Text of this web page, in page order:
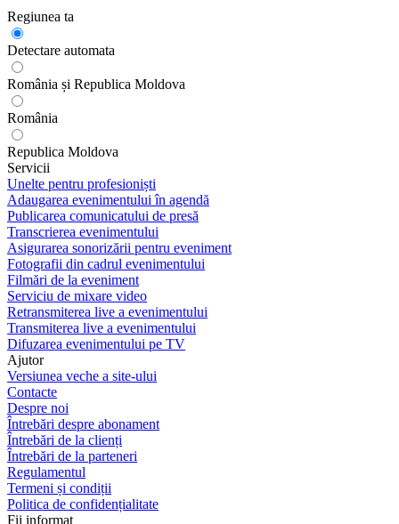
Regiunea ta
Detectare automata
România și Republica Moldova
România
Republica Moldova
Servicii
Unelte pentru profesioniști
Adaugarea evenimentului în agendă
Publicarea comunicatului de presă
Transcrierea evenimentului
Asigurarea sonorizării pentru eveniment
Fotografii din cadrul evenimentului
Filmări de la eveniment
Serviciu de mixare video
Retransmiterea live a evenimentului
Transmiterea live a evenimentului
Difuzarea evenimentului pe TV
Ajutor
Versiunea veche a site-ului
Contacte
Despre noi
Întrebări despre abonament
Întrebări de la clienți
Întrebări de la parteneri
Regulamentul
Termeni și condiții
Politica de confidențialitate
Fii informat